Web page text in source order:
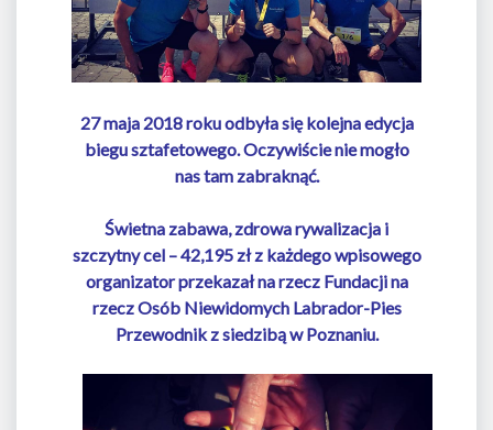
27 maja 2018 roku odbyła się kolejna edycja
biegu sztafetowego. Oczywiście nie mogło
nas tam zabraknąć.
Świetna zabawa, zdrowa rywalizacja i
szczytny cel – 42,195 zł z każdego wpisowego
organizator przekazał na rzecz Fundacji na
rzecz Osób Niewidomych Labrador-Pies
Przewodnik z siedzibą w Poznaniu.